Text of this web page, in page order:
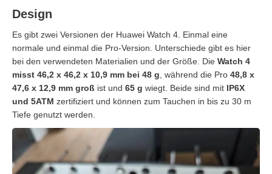
Design
Es gibt zwei Versionen der Huawei Watch 4. Einmal eine
normale und einmal die Pro-Version. Unterschiede gibt es hier
bei den verwendeten Materialien und der Größe. Die Watch 4
misst 46,2 x 46,2 x 10,9 mm bei 48 g , während die Pro 48,8 x
47,6 x 12,9 mm groß ist und 65 g wiegt. Beide sind mit IP6X
und 5ATM zertifiziert und können zum Tauchen in bis zu 30 m
Tiefe genutzt werden.